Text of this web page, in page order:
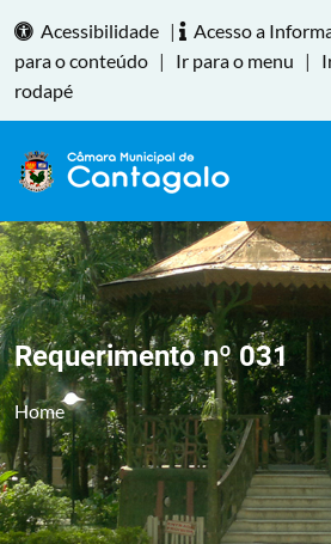
Acessibilidade | Acesso a
para o conteúdo | Ir para o menu |
rodapé
Requerimento nº 031
Home